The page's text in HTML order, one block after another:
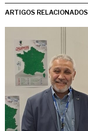
ARTIGOS RELACIONADOS